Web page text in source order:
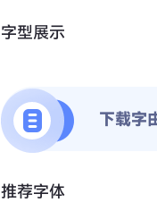
字型展示
下载字
推荐字体